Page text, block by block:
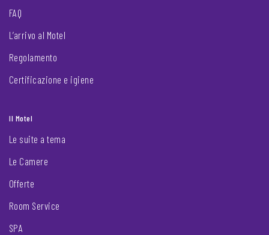
FAQ
L’arrivo al Motel
Regolamento
Certificazione e igiene
Il Motel
Le suite a tema
Le Camere
Offerte
Room Service
SPA